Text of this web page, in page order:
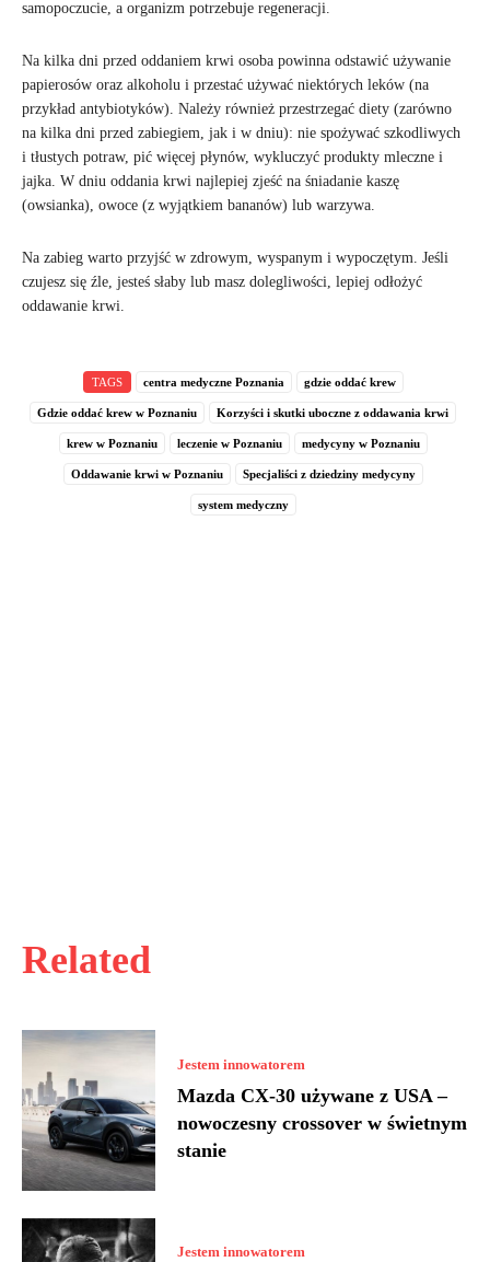
Related
Jestem innowatorem
Mazda CX-30 używane z USA –
nowoczesny crossover w świetnym
stanie
Jestem innowatorem
samopoczucie, a organizm potrzebuje regeneracji.
Na kilka dni przed oddaniem krwi osoba powinna odstawić używanie
papierosów oraz alkoholu i przestać używać niektórych leków (na
przykład antybiotyków). Należy również przestrzegać diety (zarówno
na kilka dni przed zabiegiem, jak i w dniu): nie spożywać szkodliwych
i tłustych potraw, pić więcej płynów, wykluczyć produkty mleczne i
jajka. W dniu oddania krwi najlepiej zjeść na śniadanie kaszę
(owsianka), owoce (z wyjątkiem bananów) lub warzywa.
Na zabieg warto przyjść w zdrowym, wyspanym i wypoczętym. Jeśli
czujesz się źle, jesteś słaby lub masz dolegliwości, lepiej odłożyć
oddawanie krwi.
TAGS centra medyczne Poznania gdzie oddać krew
Gdzie oddać krew w Poznaniu Korzyści i skutki uboczne z oddawania krwi
krew w Poznaniu leczenie w Poznaniu medycyny w Poznaniu
Oddawanie krwi w Poznaniu Specjaliści z dziedziny medycyny
system medyczny